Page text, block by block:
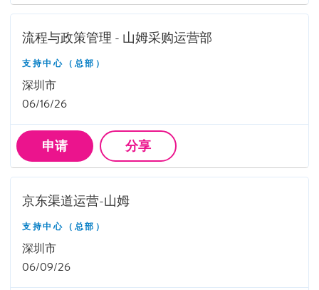
流程与政策管理 - 山姆采购运营部
支持中心（总部）
深圳市
06/16/26
申请 分享
京东渠道运营-山姆
支持中心（总部）
深圳市
06/09/26